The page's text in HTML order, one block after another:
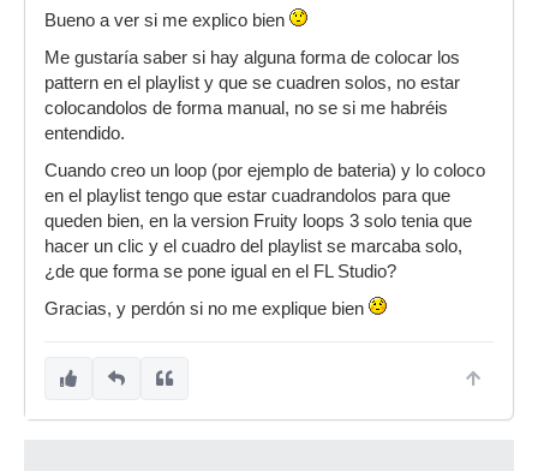
Bueno a ver si me explico bien
Me gustaría saber si hay alguna forma de colocar los
pattern en el playlist y que se cuadren solos, no estar
colocandolos de forma manual, no se si me habréis
entendido.
Cuando creo un loop (por ejemplo de bateria) y lo coloco
en el playlist tengo que estar cuadrandolos para que
queden bien, en la version Fruity loops 3 solo tenia que
hacer un clic y el cuadro del playlist se marcaba solo,
¿de que forma se pone igual en el FL Studio?
Gracias, y perdón si no me explique bien